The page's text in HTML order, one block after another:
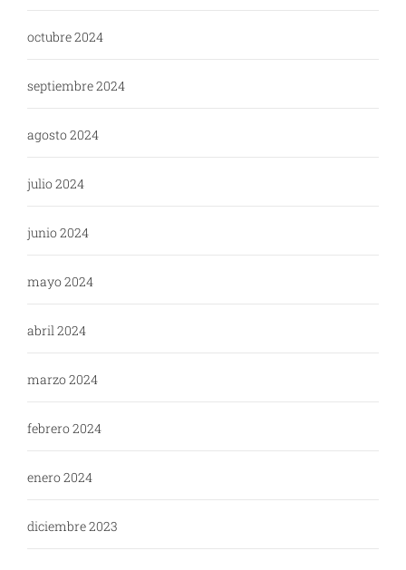
octubre 2024
septiembre 2024
agosto 2024
julio 2024
junio 2024
mayo 2024
abril 2024
marzo 2024
febrero 2024
enero 2024
diciembre 2023